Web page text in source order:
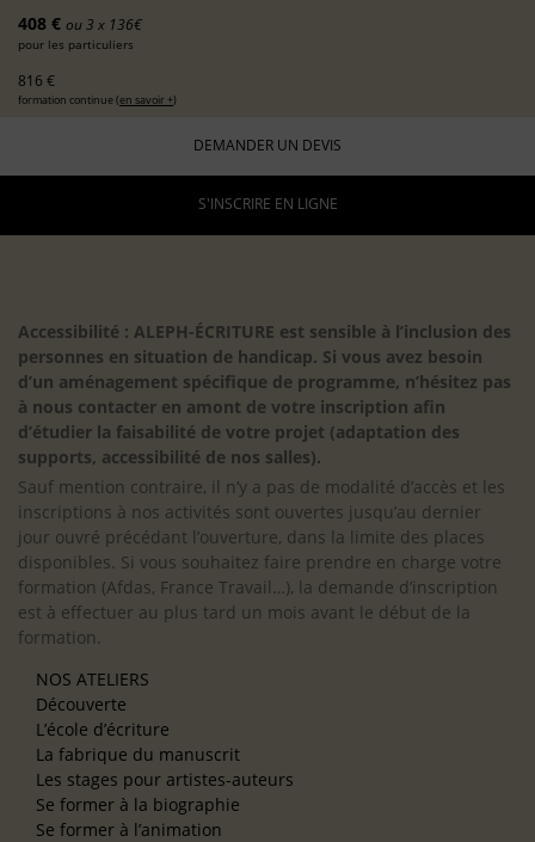
408 € ou 3 x 136€
pour les particuliers
816 €
formation continue (en savoir +)
DEMANDER UN DEVIS
S'INSCRIRE EN LIGNE
Accessibilité : ALEPH-ÉCRITURE est sensible à l’inclusion des
personnes en situation de handicap. Si vous avez besoin
d’un aménagement spécifique de programme, n’hésitez pas
à nous contacter en amont de votre inscription afin
d’étudier la faisabilité de votre projet (adaptation des
supports, accessibilité de nos salles).
Sauf mention contraire, il n’y a pas de modalité d’accès et les
inscriptions à nos activités sont ouvertes jusqu’au dernier
jour ouvré précédant l’ouverture, dans la limite des places
disponibles. Si vous souhaitez faire prendre en charge votre
formation (Afdas, France Travail…), la demande d’inscription
est à effectuer au plus tard un mois avant le début de la
formation.
NOS ATELIERS
Découverte
L’école d’écriture
La fabrique du manuscrit
Les stages pour artistes-auteurs
Se former à la biographie
Se former à l’animation